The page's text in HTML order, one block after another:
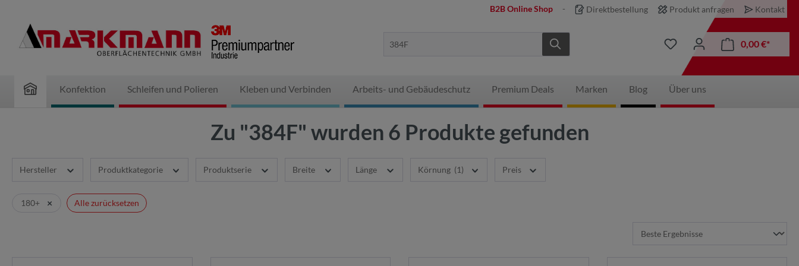
B2B Online Shop Direktbestellung Produkt anfragen Kontakt
0,00 €*
Konfektion Schleifen und Polieren Kleben und Verbinden Arbeits- und Gebäudeschutz Premium Deals Marken Blog Über uns
Zu "384F" wurden 6 Produkte gefunden
Hersteller Produktkategorie Produktserie Breite Länge Körnung (1) Preis
180+ × Alle zurücksetzen